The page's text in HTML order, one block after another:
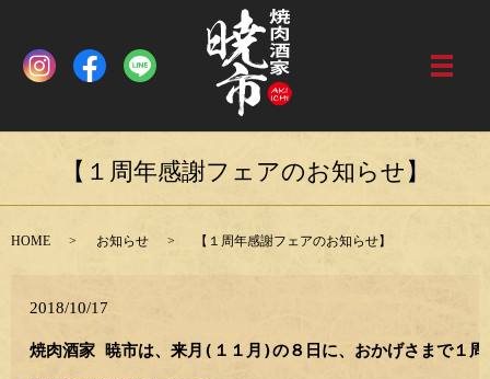
メニ
【１周年感謝フェアのお知らせ】
HOME お知らせ 【１周年感謝フェアのお知らせ】
2018/10/17
焼肉酒家 暁市は、来月(１１月)の８日に、おかげさまで１周